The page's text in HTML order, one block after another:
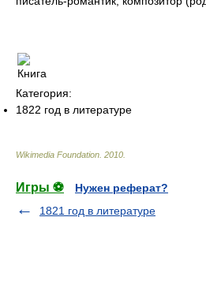
Категория:
1822 год в литературе
Wikimedia Foundation 2010
Игры ⚽
Нужен реферат?
1821 год в литературе